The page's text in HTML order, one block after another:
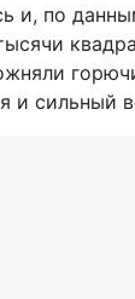
и, по
и сильный